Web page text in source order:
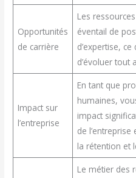
Opportunités
de carrière
Les
éventail de
d’expertise,
d’évoluer tout
Impact sur
l’entreprise
En tant que
humaines,
impact
de
la rétention et
Le métier des